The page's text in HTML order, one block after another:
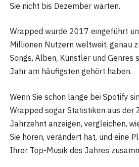
Sie nicht bis Dezember warten.
Wrapped wurde 2017 eingeführt
Millionen Nutzern weltweit, genau
Songs, Alben, Künstler und Genres
Jahr am häufigsten gehört haben.
Wenn Sie schon lange bei Spotify
Wrapped sogar Statistiken aus der
Jahrzehnt anzeigen, vergleichen,
Sie hören, verändert hat, und eine
Ihrer Top-Musik des Jahres